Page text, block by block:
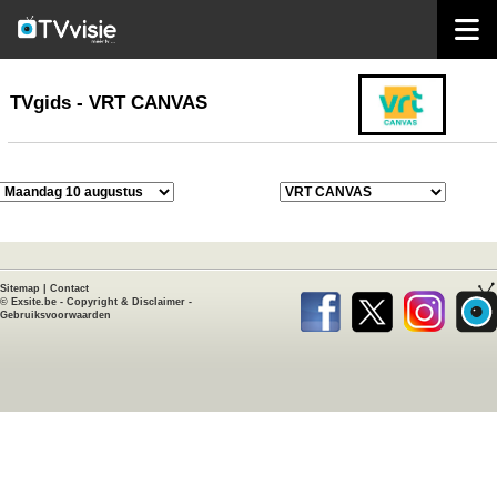
TVgids
TVgids - VRT CANVAS
Sitemap
Contact
© Exsite.be - Copyright & Disclaimer -
Gebruiksvoorwaarden